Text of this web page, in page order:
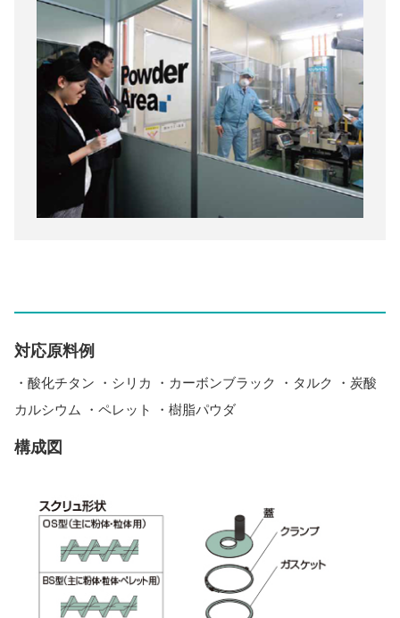
対応原料例
・酸化チタン ・シリカ ・カーボンブラック ・タルク ・炭酸
カルシウム ・ペレット ・樹脂パウダ
構成図